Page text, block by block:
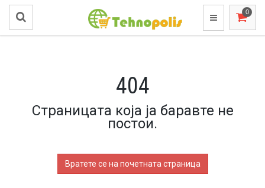
404
Страницата која ја баравте не
постои.
Вратете се на почетната страница